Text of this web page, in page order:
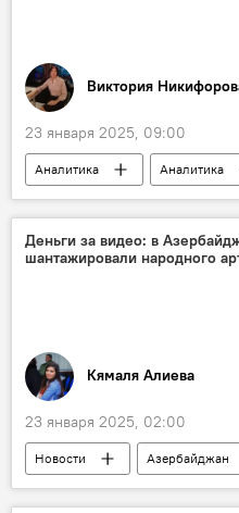
Виктория
23 января 2025, 09:00
Аналитика Аналитика
США
Дональд Трамп
ВОЗ
незаконная миграция
Илон Маск
Деньги за видео: в
шантажировали народного
Кямаля Алиева
23 января 2025, 02:00
Новости Азербайджан
Музыка
Мири Юсиф